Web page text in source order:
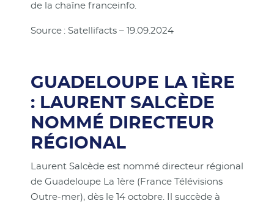
de la chaîne franceinfo.
Source : Satellifacts – 19.09.2024
GUADELOUPE LA 1ÈRE
: LAURENT SALCÈDE
NOMMÉ DIRECTEUR
RÉGIONAL
Laurent Salcède est nommé directeur régional
de Guadeloupe La 1ère (France Télévisions
Outre-mer), dès le 14 octobre. Il succède à